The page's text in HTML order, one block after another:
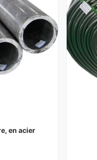
en acier